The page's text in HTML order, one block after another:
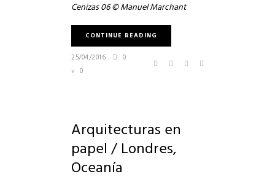
Cenizas 06 © Manuel Marchant
CONTINUE READING
25/04/2016
0
0
Arquitecturas en
papel / Londres,
Oceanía